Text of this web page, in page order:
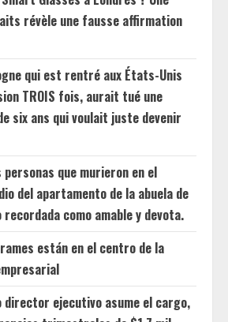
révèle une fausse affirmation
qui est rentré aux États-Unis
TROIS fois, aurait tué une
six ans qui voulait juste devenir
que murieron en el
del apartamento de la abuela de
recordada como amable y devota.
están en el centro de la
director ejecutivo asume el cargo,